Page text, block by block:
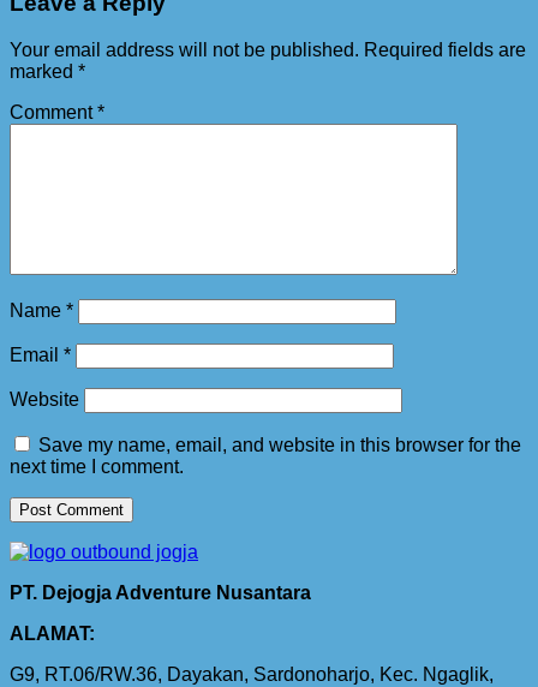
Your email address will not be published. Required fields are
marked *
Comment*
Name *
Email *
Website
Save my name, email, and website in this browser for the
next time I comment.
PT. Dejogja Adventure Nusantara
ALAMAT:
G9, RT.06/RW.36, Dayakan, Sardonoharjo, Kec. Ngaglik,